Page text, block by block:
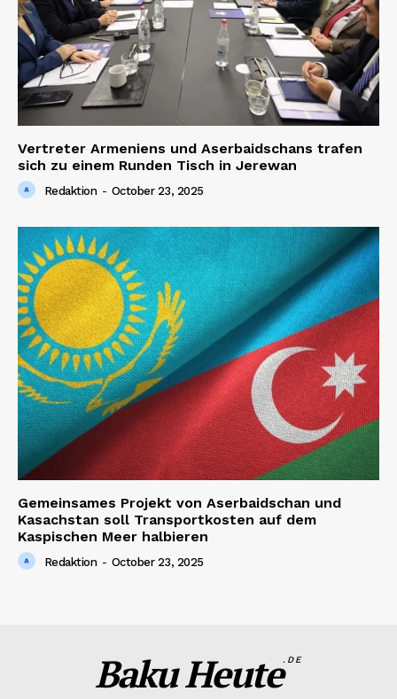
Vertreter Armeniens und Aserbaidschans trafen
sich zu einem Runden Tisch in Jerewan
Redaktion - October 23, 2025
Gemeinsames Projekt von Aserbaidschan und
Kasachstan soll Transportkosten auf dem
Kaspischen Meer halbieren
Redaktion - October 23, 2025
Baku Heute.DE